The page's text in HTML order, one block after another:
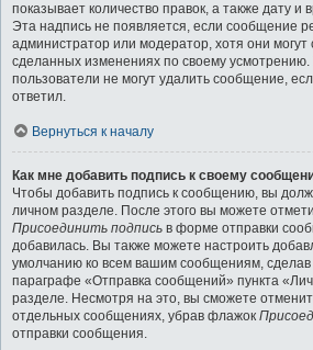
показывает количество правок, а также дату и
Эта надпись не появляется, если сообщение
администратор или модератор, хотя они могут
сделанных изменениях по своему
пользователи не могут удалить сообщение,
ответил.
Вернуться к началу
Как мне добавить подпись к своему
Чтобы добавить подпись к сообщению, вы
личном разделе. После этого вы можете
Присоединить подпись в форме отправки
добавилась. Вы также можете настроить
умолчанию ко всем вашим сообщениям,
параграфе «Отправка сообщений» пункта
разделе. Несмотря на это, вы сможете
отдельных сообщениях, убрав флажок
отправки сообщения.